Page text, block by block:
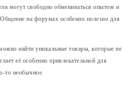
могут свободно обмениваться опытом и
на форумах особенно полезно для
найти уникальные товары, которые не
её особенно привлекательной для
то необычное.